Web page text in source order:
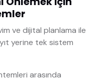
ve dijital planlama ile
yerine tek sistem
arasında